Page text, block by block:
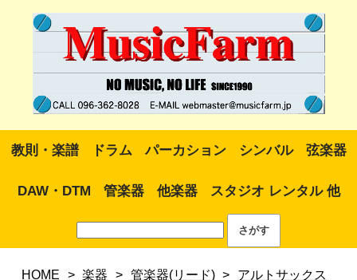
教則・楽譜 ドラム パーカション シンバル 弦楽器
DAW・DTM 管楽器 他楽器 スタジオ レンタル 他
HOME > 楽器 > 管楽器(リード) > アルトサックス